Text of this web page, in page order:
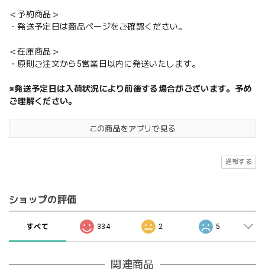
＜予約商品＞
・発送予定日は商品ページをご確認ください。
＜在庫商品＞
・原則ご注文から5営業日以内に発送いたします。
※発送予定日は入荷状況により前後する場合がございます。予め
ご理解ください。
この商品をアプリで見る
通報する
ショップの評価
すべて 334 2 5
関連商品